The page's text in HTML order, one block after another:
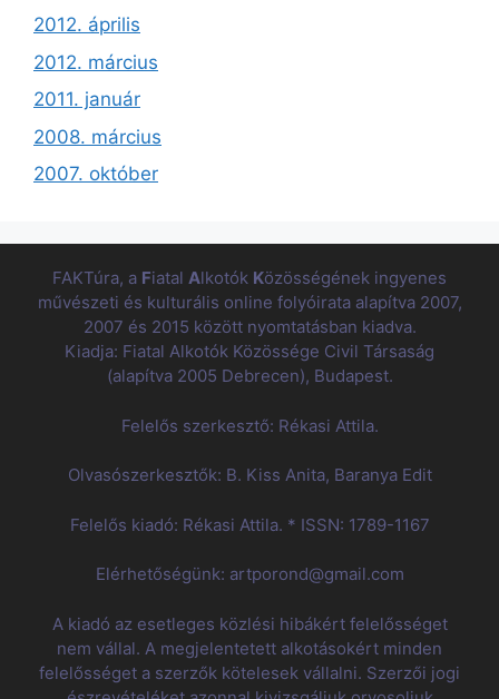
2012. április
2012. március
2011. január
2008. március
2007. október
FAKTúra, a Fiatal Alkotók Közösségének ingyenes
művészeti és kulturális online folyóirata alapítva 2007,
2007 és 2015 között nyomtatásban kiadva.
Kiadja: Fiatal Alkotók Közössége Civil Társaság
(alapítva 2005 Debrecen), Budapest.
Felelős szerkesztő: Rékasi Attila.
Olvasószerkesztők: B. Kiss Anita, Baranya Edit
Felelős kiadó: Rékasi Attila. * ISSN: 1789-1167
Elérhetőségünk: artporond@gmail.com
A kiadó az esetleges közlési hibákért felelősséget
nem vállal. A megjelentetett alkotásokért minden
felelősséget a szerzők kötelesek vállalni. Szerzői jogi